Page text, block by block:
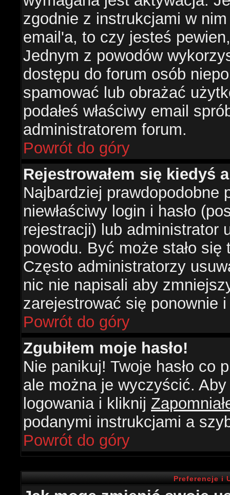
zgodnie z instrukcjami w
email'a, to czy jesteś
Jednym z powodów
dostępu do forum osób
spamować lub obrażać
podałeś właściwy email
administratorem forum.
Powrót do góry
Rejestrowałem się kiedyś
Najbardziej prawdopodobne
niewłaściwy login i hasło
rejestracji) lub administrator
powodu. Być może stało
Często administratorzy
nic nie napisali aby
zarejestrować się ponownie
Powrót do góry
Zgubiłem moje hasło!
Nie panikuj! Twoje hasło co
ale można je wyczyścić.
logowania i kliknij
podanymi instrukcjami a
Powrót do góry
Preferencje i